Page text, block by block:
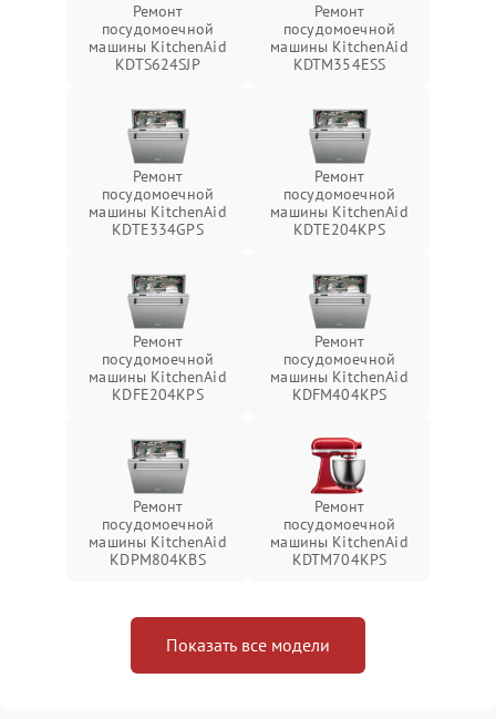
Ремонт
посудомоечной
машины KitchenAid
KDTS624SJP
Ремонт
посудомоечной
машины KitchenAid
KDTM354ESS
Ремонт
посудомоечной
машины KitchenAid
KDTE334GPS
Ремонт
посудомоечной
машины KitchenAid
KDTE204KPS
Ремонт
посудомоечной
машины KitchenAid
KDFE204KPS
Ремонт
посудомоечной
машины KitchenAid
KDFM404KPS
Ремонт
посудомоечной
машины KitchenAid
KDPM804KBS
Ремонт
посудомоечной
машины KitchenAid
KDTM704KPS
Показать все модели